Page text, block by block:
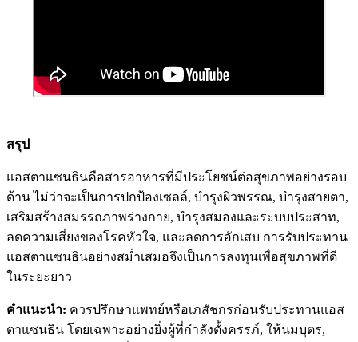
สรุป
แอสตาแซนธินคือสารอาหารที่มีประโยชน์ต่อสุขภาพอย่างรอบ
ด้าน ไม่ว่าจะเป็นการปกป้องเซลล์, บำรุงผิวพรรณ, บำรุงสายตา,
เสริมสร้างสมรรถภาพร่างกาย, บำรุงสมองและระบบประสาท,
ลดความเสี่ยงของโรคหัวใจ, และลดการอักเสบ การรับประทาน
แอสตาแซนธินอย่างสม่ำเสมอจึงเป็นการลงทุนเพื่อสุขภาพที่ดี
ในระยะยาว
คำแนะนำ: ควรปรึกษาแพทย์หรือเภสัชกรก่อนรับประทานแอส
ตาแซนธิน โดยเฉพาะอย่างยิ่งผู้ที่กำลังตั้งครรภ์, ให้นมบุตร,